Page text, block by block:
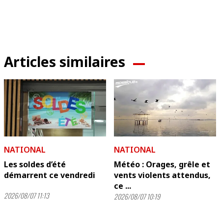
Articles similaires
NATIONAL
Les soldes d’été
démarrent ce vendredi
2026/08/07 11:13
NATIONAL
Météo : Orages, grêle et
vents violents attendus,
ce ...
2026/08/07 10:19